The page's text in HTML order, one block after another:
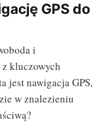
GPS do
i
kluczowych
jest nawigacja GPS,
w znalezieniu